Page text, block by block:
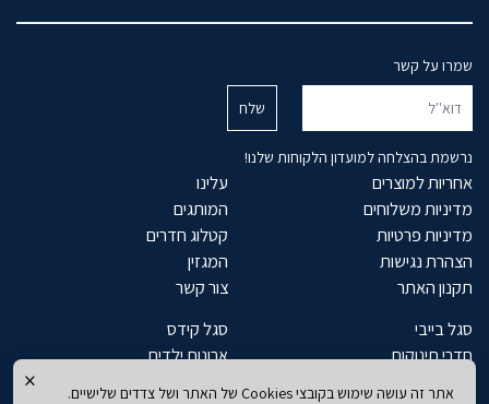
× אתר זה עושה שימוש בקובצי Cookies של האתר ושל צדדים שלישיים.
שמרו על קשר
נרשמת בהצלחה למועדון הלקוחות שלנו!
אחריות למוצרים
מדיניות משלוחים
מדיניות פרטיות
הצהרת נגישות
תקנון האתר
עלינו
המותגים
קטלוג חדרים
המגזין
צור קשר
סגל בייבי
חדרי תינוקות
סגל קידס
ארונות ילדים